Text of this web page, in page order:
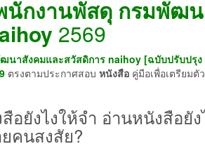
นักงานพัสดุ กรมพัฒ
2569
นาสังคมและสวัสดิการ naihoy [ฉบับปรับปรุง
ตรงตามประกาศสอบ หนังสือ คู่มือเพื่อเตรียมตั
ยังไงให้จํา อ่านหนังสือยัง
คนสงสัย?